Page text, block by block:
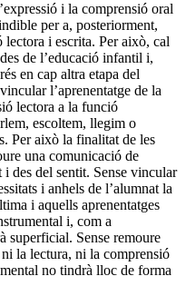
i la comprensió oral
per a, posteriorment,
lectora i escrita. Per això, cal
de l’educació infantil i,
en cap altra etapa del
l’aprenentatge de la
lectora a la funció
escoltem, llegim o
Per això la finalitat de les
una comunicació de
des del sentit. Sense vincular
i anhels de l’alumnat la
i aquells aprenentatges
i, com a
superficial. Sense remoure
la lectura, ni la comprensió
no tindrà lloc de forma